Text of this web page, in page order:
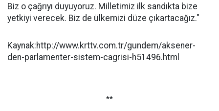
Biz o çağrıyı duyuyoruz. Milletimiz ilk sandıkta bize
yetkiyi verecek. Biz de ülkemizi düze çıkartacağız."
Kaynak:http://www.krttv.com.tr/gundem/aksener-
den-parlamenter-sistem-cagrisi-h51496.html
**